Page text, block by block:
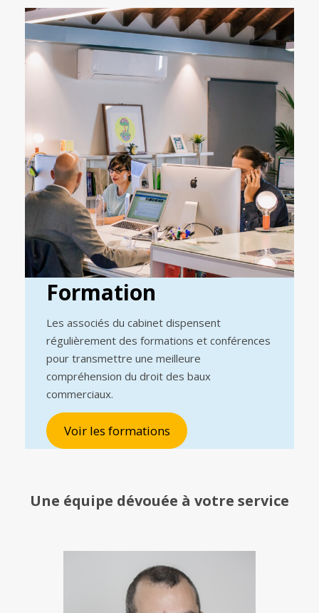
Formation
Les associés du cabinet dispensent
régulièrement des formations et conférences
pour transmettre une meilleure
compréhension du droit des baux
commerciaux.
Voir les formations
Une équipe dévouée à votre service